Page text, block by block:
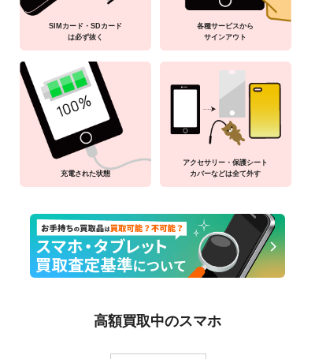
SIMカード・SDカード
は必ず抜く
各種サービスから
サインアウト
充電された状態
アクセサリー・保護シート
カバーなどは全て外す
高額買取中のスマホ